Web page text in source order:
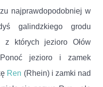
najprawdopodobniej w
galindzkiego grodu
z których jezioro Ołów
jezioro i zamek
Ren (Rhein) i zamki nad